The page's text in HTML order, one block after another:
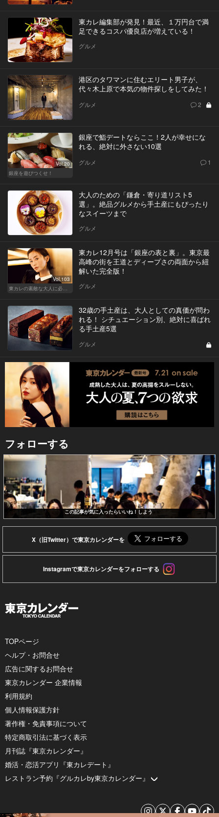
東カレ編集部が発見！最近、１万円台で満
足できるコスパ優良店が増えている！
グルメ
港区のタワマンに住むエリート男子が、
代々木上原で本気の物件探しをしてみた！
グルメ 2
Vol.20
銀座を遊びつくせ！
銀座で鮨デートならここ！2人が幸せにな
れる、絶対に外さない10選
グルメ 1
大人のための「鎌倉・寄り道リスト5
選」。絶品グルメから手土産にもぴったり
なスイーツまで
グルメ
Vol.103
東カレ12月号は「銀座の表と裏」。東京最
高峰の街を王道とディープさの両面から紐
解いた完全版！
グルメ
32歳の手土産は、大人としての真価が問わ
れる！ シチュエーション別、絶対に喜ばれ
る手土産5選
グルメ
フォローする
この記事が気に入ったらいいね！しよう
X（旧Twitter）で東京カレンダーを
Instagramで東京カレンダーをフォローする
TOPページ
ヘルプ・お問合せ
広告に関するお問合せ
東京カレンダー 企業情報
利用規約
個人情報保護方針
著作権・免責事項について
特定商取引法に基づく表示
月刊誌『東京カレンダー』
婚活・恋活アプリ『東カレデート』
レストラン予約『グルカレby東京カレンダー』